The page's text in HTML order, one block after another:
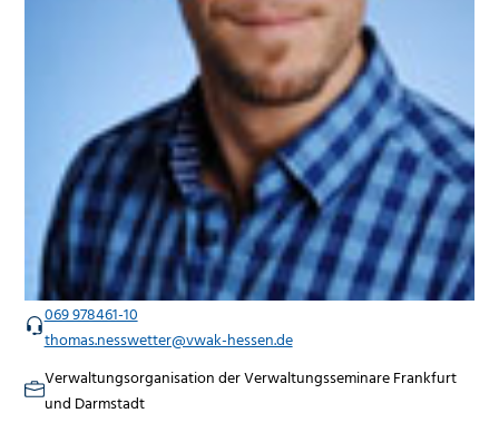
069 978461-10
thomas.nesswetter@vwak-hessen.de
Verwaltungsorganisation der Verwaltungsseminare Frankfurt
und Darmstadt